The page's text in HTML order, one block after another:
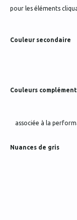
pour les éléments
Couleur secondaire
Couleurs
associée à la
Nuances de gris